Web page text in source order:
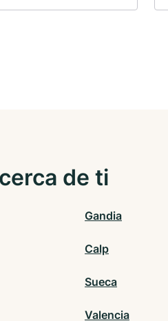
de ti
Gandia
Calp
Sueca
Valencia